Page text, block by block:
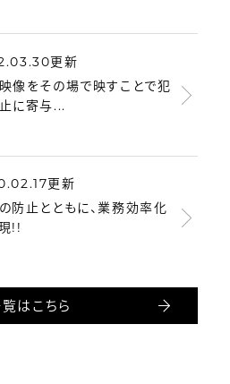
更新
像をその場で映すことで犯
に寄与...
更新
防止とともに、業務効率化
!!
はこちら